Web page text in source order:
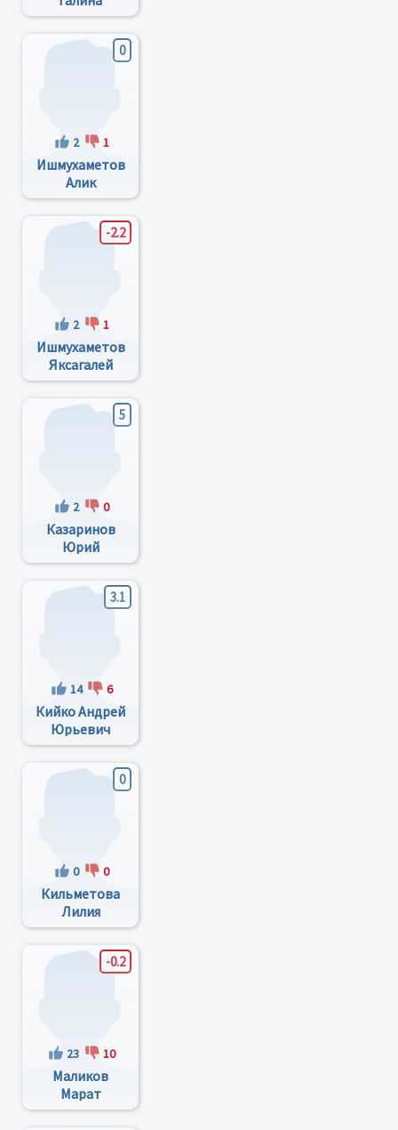
Анатольевна
0
2 1
Ишмухаметов
Алик
Хамитович
-2.2
2 1
Ишмухаметов
Яксагалей
Мухаметгалеевич
5
2 0
Казаринов
Юрий
Леонидович
3.1
14 6
Кийко Андрей
Юрьевич
0
0 0
Кильметова
Лилия
Талгатовна
-0.2
23 10
Маликов
Марат
Кадерович